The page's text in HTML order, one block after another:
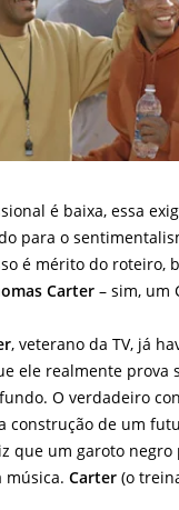
é baixa, essa
para o
é mérito do
Carter – sim, um
, veterano da TV, já
ele realmente prova
O verdadeiro
construção de um
que um garoto
música.Carter (o